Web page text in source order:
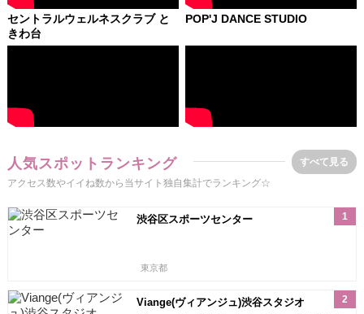
セントラルウェルネスクラブ と
きわ台
POP'J DANCE STUDIO
人気スポットランキング
すべて見る
アクセス数やイイね数から当サイト独自集計でランキング☆
1
渋谷区スポーツセンター
東京都
2
Viange(ヴィアンジュ)渋谷スタジオ